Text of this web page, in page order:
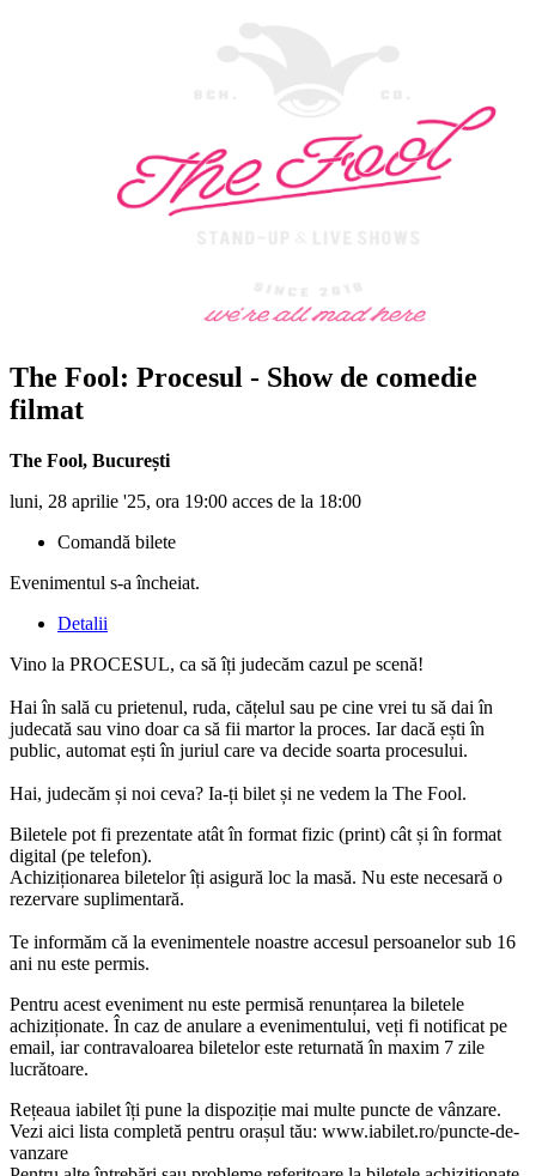
The Fool: Procesul - Show de comedie
filmat
The Fool, București
luni, 28 aprilie '25, ora 19:00 acces de la 18:00
Comandă bilete
Evenimentul s-a încheiat.
Detalii
Vino la PROCESUL, ca să îți judecăm cazul pe scenă!
Hai în sală cu prietenul, ruda, cățelul sau pe cine vrei tu să dai în
judecată sau vino doar ca să fii martor la proces. Iar dacă ești în
public, automat ești în juriul care va decide soarta procesului.
Hai, judecăm și noi ceva? Ia-ți bilet și ne vedem la The Fool.
Biletele pot fi prezentate atât în format fizic (print) cât și în format
digital (pe telefon).
Achiziționarea biletelor îți asigură loc la masă. Nu este necesară o
rezervare suplimentară.
Te informăm că la evenimentele noastre accesul persoanelor sub 16
ani nu este permis.
Pentru acest eveniment nu este permisă renunțarea la biletele
achiziționate. În caz de anulare a evenimentului, veți fi notificat pe
email, iar contravaloarea biletelor este returnată în maxim 7 zile
lucrătoare.
Rețeaua iabilet îți pune la dispoziție mai multe puncte de vânzare.
Vezi aici lista completă pentru orașul tău: www.iabilet.ro/puncte-de-
vanzare